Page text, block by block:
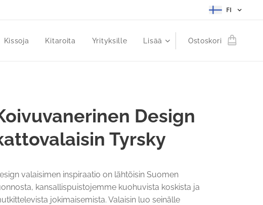
FI
Kissoja Kitaroita Yrityksille Lisää Ostoskori
Design
Tyrsky
valaisimen inspiraatio on lähtöisin Suomen
kansallispuistojemme kuohuvista koskista ja
jokimaisemista. Valaisin luo seinälle